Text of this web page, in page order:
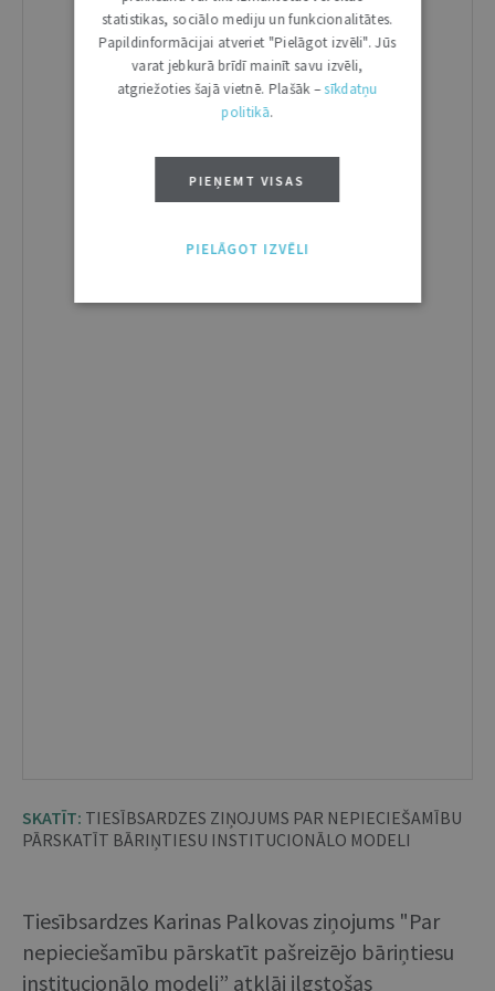
SKATĪT: TIESĪBSARDZES ZIŅOJUMS PAR NEPIECIEŠAMĪBU
PĀRSKATĪT BĀRIŅTIESU INSTITUCIONĀLO MODELI
Tiesībsardzes Karinas Palkovas ziņojums "Par
nepieciešamību pārskatīt pašreizējo bāriņtiesu
institucionālo modeli” atklāj ilgstošas
statistikas, sociālo mediju un funkcionalitātes.
Papildinformācijai atveriet "Pielāgot izvēli". Jūs
varat jebkurā brīdī mainīt savu izvēli,
atgriežoties šajā vietnē. Plašāk –sīkdatņu
politikā.
PIEŅEMT VISAS
PIELĀGOT IZVĒLI